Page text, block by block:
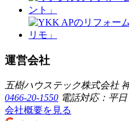
運営会社
五樹ハウステック株式会社
0466-20-1550 電話対応：平日
会社概要を見る